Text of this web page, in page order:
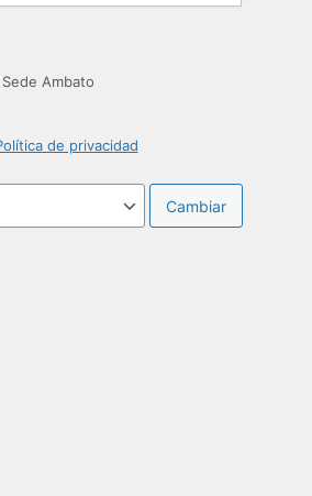
Ambato
de privacidad